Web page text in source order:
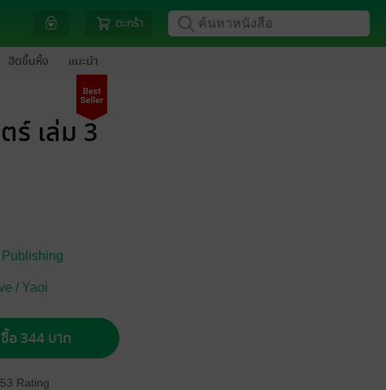
ตะกร้า
ฮิตขึ้นหิ้ง แนะนำ
เล่ม 3
/ Yaoi
ซื้อ 344 บาท
53 Rating